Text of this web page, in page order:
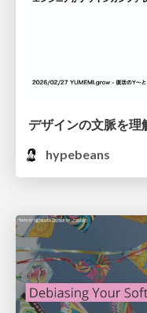
hypebeans